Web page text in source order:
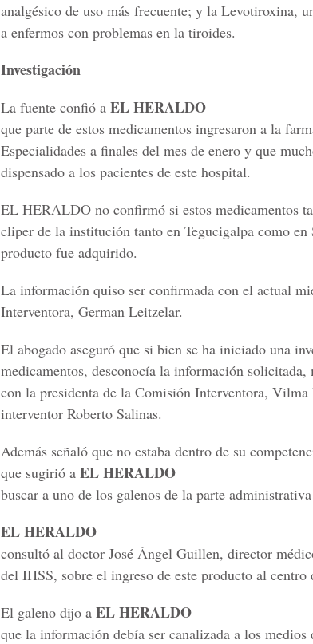
analgésico de uso más frecuente; y la Levotiroxina,
a enfermos con problemas en la tiroides.
Investigación
La fuente confió a EL HERALDO
que parte de estos medicamentos ingresaron a la
Especialidades a finales del mes de enero y que
dispensado a los pacientes de este hospital.
EL HERALDO no confirmó si estos medicamentos
cliper de la institución tanto en Tegucigalpa como en
producto fue adquirido.
La información quiso ser confirmada con el actual
Interventora, German Leitzelar.
El abogado aseguró que si bien se ha iniciado una
medicamentos, desconocía la información
con la presidenta de la Comisión Interventora,
interventor Roberto Salinas.
Además señaló que no estaba dentro de su
que sugirió a EL HERALDO
buscar a uno de los galenos de la parte
EL HERALDO
consultó al doctor José Ángel Guillen, director
del IHSS, sobre el ingreso de este producto al centro
El galeno dijo a EL HERALDO
que la información debía ser canalizada a los